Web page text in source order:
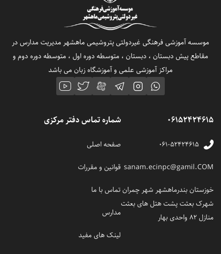
06152424615
۰۶۱-۵۲۴۲۴۶۱۵
sanam.ecinpc@gamil.COM
خوزستان بندرماهشهر شهر چمران
شهرک بعثت پشت هتل های بعثت
منازل 82 واحدی بهار
موسسه آموزشی فرهنگی غیردولتی پتروشیمی ماهشهر مدیریت مدارس در
مقاطع پیش دبستان ، دبستان ، متوسطه دوره اول ، متوسطه دوره دوم و
مراکز آموزشی علمی و آموزشگاه زبان می باشد
شماره تماس دفتر مرکزی
صفحه اصلی
قوانین و مقررات
تماس با ما
مدارس
لینک های مفید